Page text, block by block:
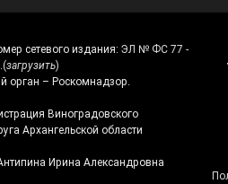
сетевого издания: ЭЛ № ФС 77 -
(загрузить)
орган – Роскомнадзор.
Виноградовского
Архангельской области
Ирина Александровна